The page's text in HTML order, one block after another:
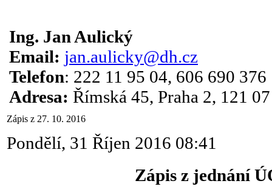
Ing. Jan Aulický
Email: jan.aulicky@dh.cz
Telefon: 222 11 95 04, 606 690 376
Adresa: Římská 45, Praha 2, 121 07
Zápis z 27. 10. 2016
Pondělí, 31 Říjen 2016 08:41
Zápis z jednání